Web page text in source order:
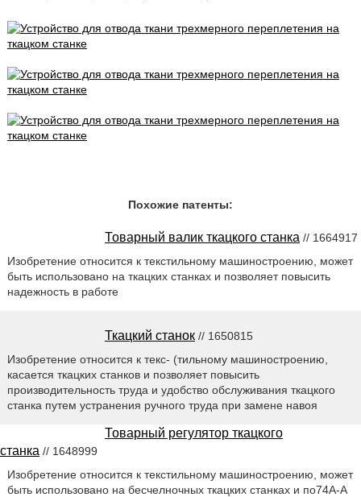
Похожие патенты:
Товарный валик ткацкого станка // 1664917
Изобретение относится к текстильному машиностроению, может
быть использовано на ткацких станках и позволяет повысить
надежность в работе
Ткацкий станок // 1650815
Изобретение относится к текс- (тильному машиностроению,
касается ткацких станков и позволяет повысить
производительность труда и удобство обслуживания ткацкого
станка путем устранения ручного труда при замене навоя
Товарный регулятор ткацкого
станка // 1648999
Изобретение относится к текстильному машиностроению, может
быть использовано на бесчелночных ткацких станках и по74А-А